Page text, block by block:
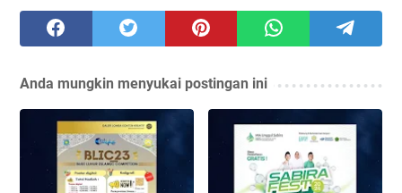
Anda mungkin menyukai postingan ini